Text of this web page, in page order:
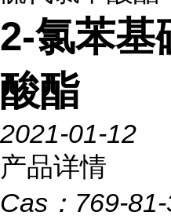
2-氯苯基
酸酯
2021-01-12
产品详情
Cas： 769-